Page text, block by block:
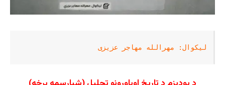
لیکوال: مهرالله مهاجر عزیزی